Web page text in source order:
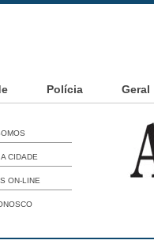
Polícia Geral
CIDADE
ON-LINE